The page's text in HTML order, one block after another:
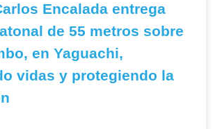
Encalada entrega
de 55 metros sobre
en Yaguachi,
vidas y protegiendo la